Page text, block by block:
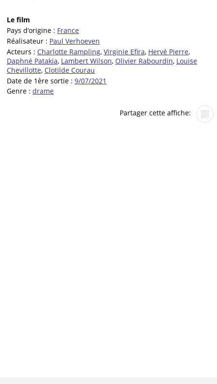
Le film
Pays d’origine : France
Réalisateur : Paul Verhoeven
Acteurs : Charlotte Rampling, Virginie Efira, Hervé Pierre,
Daphné Patakia, Lambert Wilson, Olivier Rabourdin, Louise
Chevillotte, Clotilde Courau
Date de 1ère sortie : 9/07/2021
Genre : drame
Partager cette affiche: